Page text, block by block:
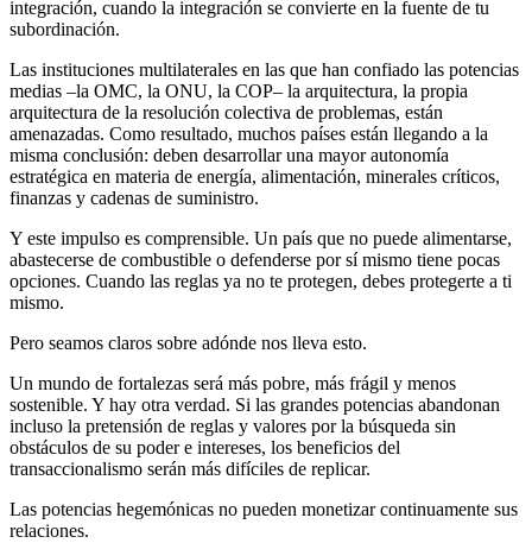
integración, cuando la integración se convierte en la fuente de tu
subordinación.
Las instituciones multilaterales en las que han confiado las potencias
medias –la OMC, la ONU, la COP– la arquitectura, la propia
arquitectura de la resolución colectiva de problemas, están
amenazadas. Como resultado, muchos países están llegando a la
misma conclusión: deben desarrollar una mayor autonomía
estratégica en materia de energía, alimentación, minerales críticos,
finanzas y cadenas de suministro.
Y este impulso es comprensible. Un país que no puede alimentarse,
abastecerse de combustible o defenderse por sí mismo tiene pocas
opciones. Cuando las reglas ya no te protegen, debes protegerte a ti
mismo.
Pero seamos claros sobre adónde nos lleva esto.
Un mundo de fortalezas será más pobre, más frágil y menos
sostenible. Y hay otra verdad. Si las grandes potencias abandonan
incluso la pretensión de reglas y valores por la búsqueda sin
obstáculos de su poder e intereses, los beneficios del
transaccionalismo serán más difíciles de replicar.
Las potencias hegemónicas no pueden monetizar continuamente sus
relaciones.